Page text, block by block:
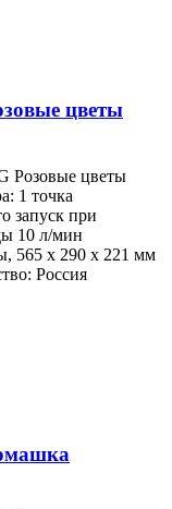
цветы
Розовые цветы
1 точка
запуск при
10 л/мин
565 х 290 х 221 мм
Россия